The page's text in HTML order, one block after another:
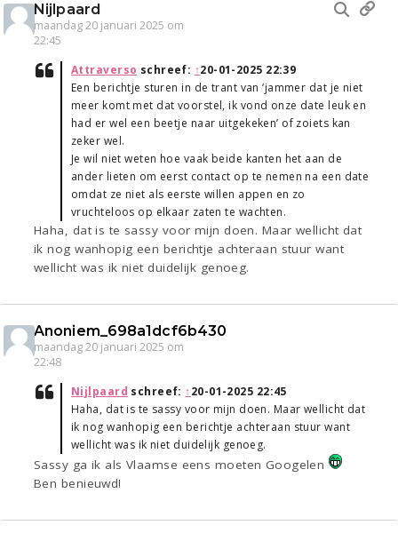
Nijlpaard
maandag 20 januari 2025 om
22:45
Attraverso schreef: ↑20-01-2025 22:39
Een berichtje sturen in de trant van ‘jammer dat je niet
meer komt met dat voorstel, ik vond onze date leuk en
had er wel een beetje naar uitgekeken’ of zoiets kan
zeker wel.
Je wil niet weten hoe vaak beide kanten het aan de
ander lieten om eerst contact op te nemen na een date
omdat ze niet als eerste willen appen en zo
vruchteloos op elkaar zaten te wachten.
Haha, dat is te sassy voor mijn doen. Maar wellicht dat
ik nog wanhopig een berichtje achteraan stuur want
wellicht was ik niet duidelijk genoeg.
Anoniem_698a1dcf6b430
maandag 20 januari 2025 om
22:48
Nijlpaard schreef: ↑20-01-2025 22:45
Haha, dat is te sassy voor mijn doen. Maar wellicht dat
ik nog wanhopig een berichtje achteraan stuur want
wellicht was ik niet duidelijk genoeg.
Sassy ga ik als Vlaamse eens moeten Googelen
Ben benieuwd!